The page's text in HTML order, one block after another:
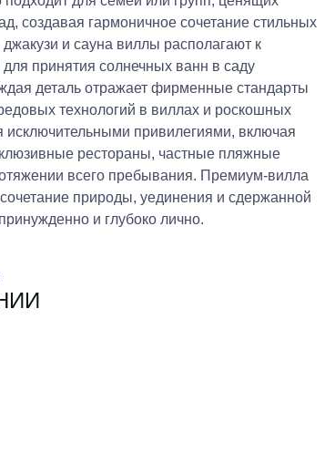
создавая гармоничное сочетание стильных
и сауна виллы располагают к
принятия солнечных ванн в саду
деталь отражает фирменные стандарты
технологий в виллах и роскошных
исключительными привилегиями, включая
рестораны, частные пляжные
всего пребывания. Премиум-вилла
природы, уединения и сдержанной
и глубоко лично.